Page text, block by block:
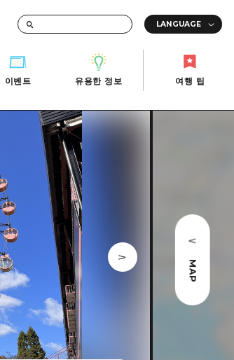
이벤트
유용한 정보
사진 다운로드
재해가 발생했을 때의 교통 정보
관광 안내 책자
여행 팁
MAP